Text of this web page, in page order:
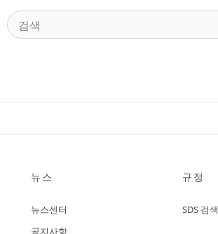
뉴스
뉴스센터
공지사항
규정
SDS 검색